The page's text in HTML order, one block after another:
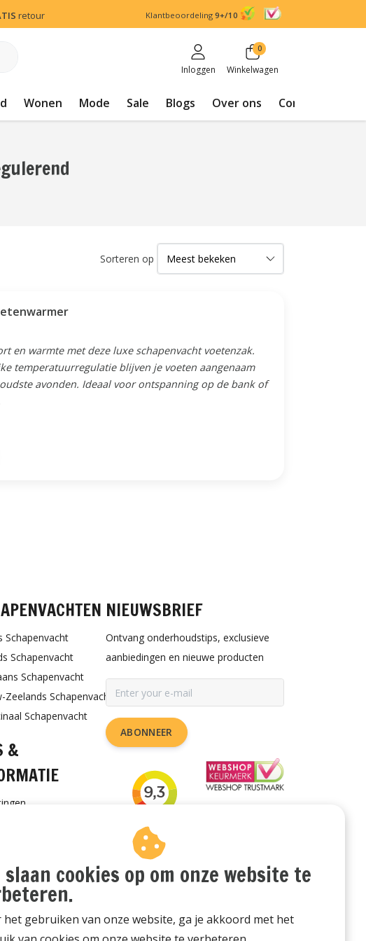
retour Klantbeoordeling 9+/10
Inloggen
0
Winkelwagen
Wonen Mode Sale Blogs Over ons Contact
Sorteren op
en warmte met deze luxe schapenvacht voetenzak.
temperatuurregulatie blijven je voeten aangenaam
avonden. Ideaal voor ontspanning op de bank of
Schapenvacht
Schapenvacht
Schapenvacht
Zeelands Schapenvacht
Schapenvacht
&
NIEUWSBRIEF
Ontvang onderhoudstips, exclusieve
aanbiedingen en nieuwe producten
ABONNEER
cookies op om onze website te
het gebruiken van onze website, ga je akkoord met het